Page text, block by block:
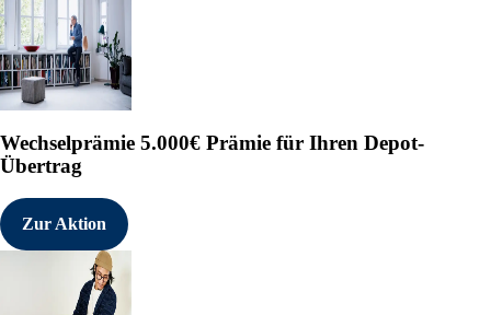
Wechselprämie 5.000€ Prämie für Ihren Depot-
Übertrag
Zur Aktion